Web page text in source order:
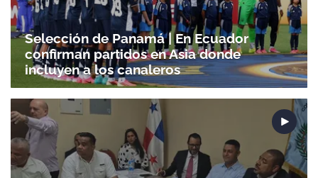
Gracias por suscribirte a nuestro boletín.
ACEPTAR
Selección de Panamá | En Ecuador
confirman partidos en Asia donde
incluyen a los canaleros